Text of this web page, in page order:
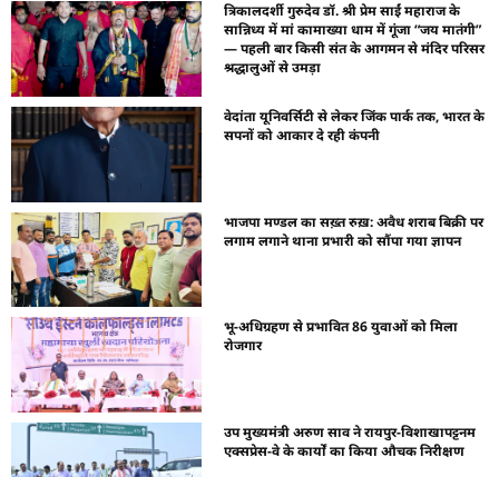
त्रिकालदर्शी गुरुदेव डॉ. श्री प्रेम साईं महाराज के
सान्निध्य में मां कामाख्या धाम में गूंजा “जय मातंगी”
— पहली बार किसी संत के आगमन से मंदिर परिसर
श्रद्धालुओं से उमड़ा
वेदांता यूनिवर्सिटी से लेकर जिंक पार्क तक, भारत के
सपनों को आकार दे रही कंपनी
भाजपा मण्डल का सख़्त रुख़: अवैध शराब बिक्री पर
लगाम लगाने थाना प्रभारी को सौंपा गया ज्ञापन
भू-अधिग्रहण से प्रभावित 86 युवाओं को मिला
रोजगार
उप मुख्यमंत्री अरुण साव ने रायपुर-विशाखापट्टनम
एक्सप्रेस-वे के कार्यों का किया औचक निरीक्षण